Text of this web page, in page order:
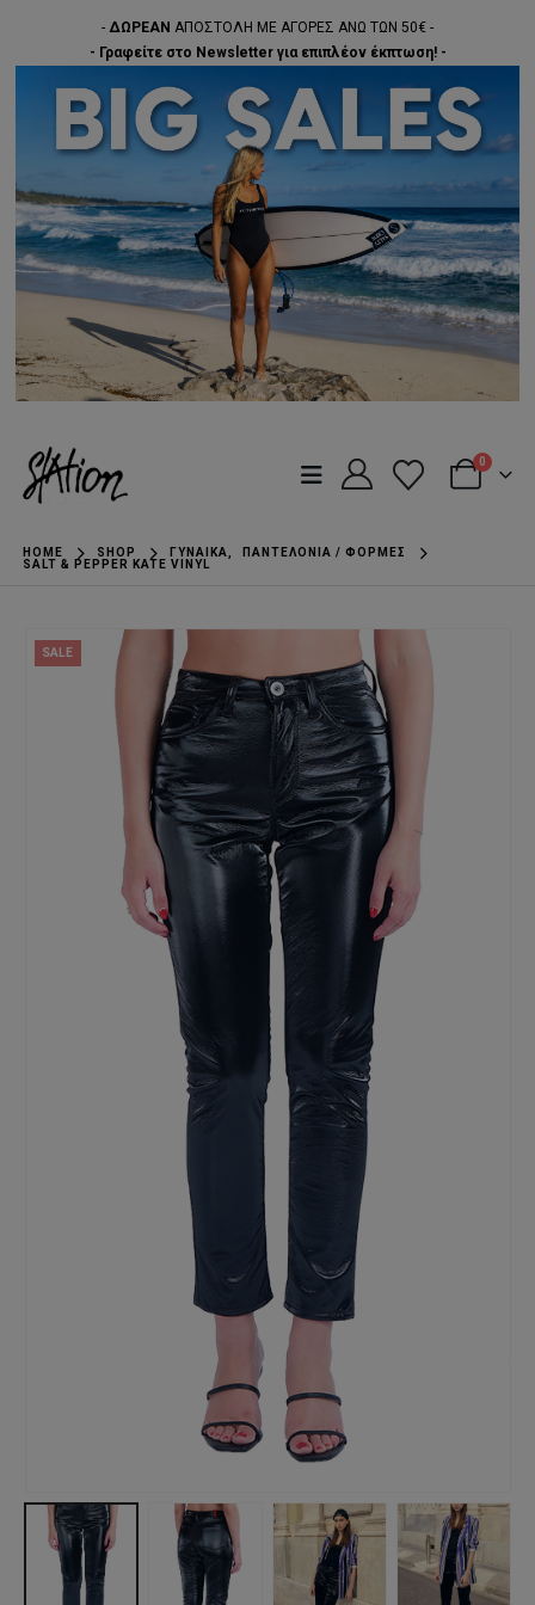
- ΔΩΡΕΑΝ ΑΠΟΣΤΟΛΗ ΜΕ ΑΓΟΡΕΣ ΑΝΩ ΤΩΝ 50€ -
- Γραφείτε στο Newsletter για επιπλέον έκπτωση! -
0
HOME SHOP ΓΥΝΑΊΚΑ,
ΠΑΝΤΕΛΌΝΙΑ / ΦΌΡΜΕΣ
SALT & PEPPER KATE VINYL
SALE